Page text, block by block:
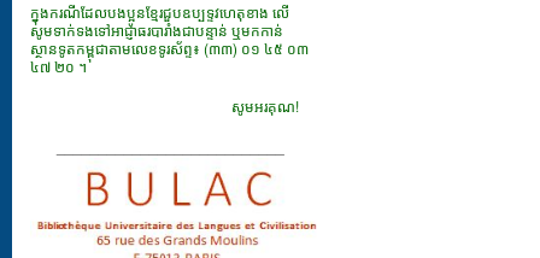
ក្នុងករណីដែលបងប្អូនខ្មែរជួបឧប្បទ្ទវហេតុខាង លើ
សូមទាក់ទងទៅអាជ្ញាធរបារាំងជាបន្ទាន់ ឬមកកាន់
ស្ថានទូតកម្ពុជាតាមលេខទូរស័ព្ទ៖ (៣៣) ០១ ៤៥ ០៣
៤៧ ២០ ។
សូមអរគុណ!